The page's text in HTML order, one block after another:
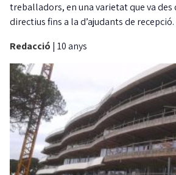
treballadors, en una varietat que va des
directius fins a la d’ajudants de recepció.
Redacció | 10 anys